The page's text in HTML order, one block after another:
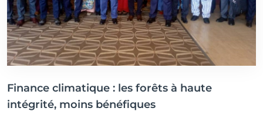
Finance climatique : les forêts à haute
intégrité, moins bénéfiques